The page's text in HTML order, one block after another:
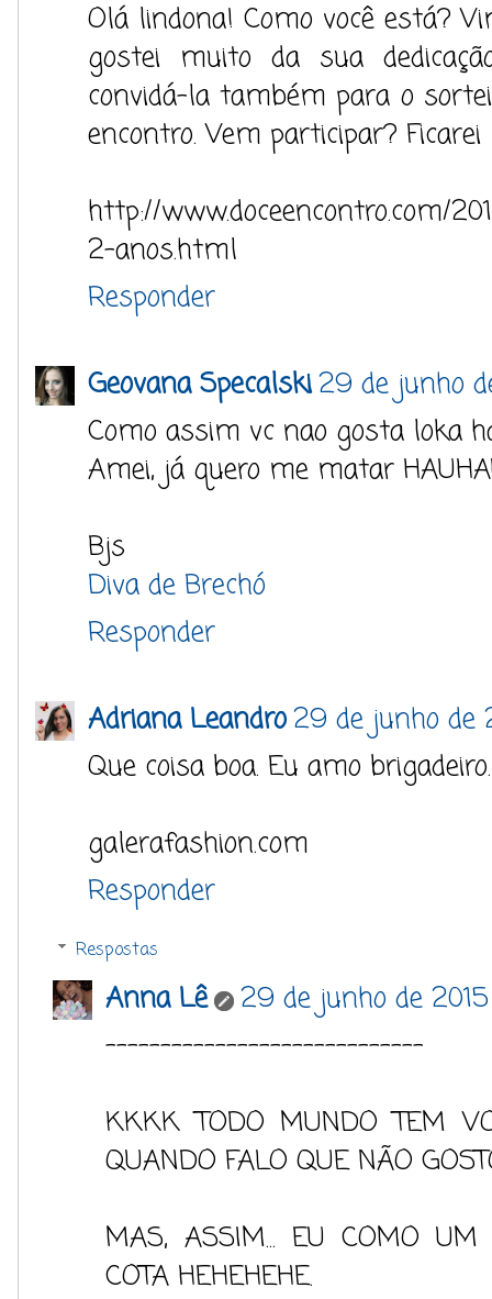
Olá lindona! Como você está?
gostei muito da sua
convidá-la também para o
encontro. Vem participar?
http://www.doceencontro.com/
2-anos.html
Responder
Geovana Specalski29 de junho
Como assim vc nao gosta loka
Amei, já quero me matar
Bjs
Diva de Brechó
Responder
Adriana Leandro29 de junho de
Que coisa boa. Eu amo
galerafashion.com
Responder
Respostas
Anna Lê
29 de junho de
-----------------------------
KKKK TODO MUNDO TEM
QUANDO FALO QUE NÃO
MAS, ASSIM... EU COMO
COTA HEHEHEHE.